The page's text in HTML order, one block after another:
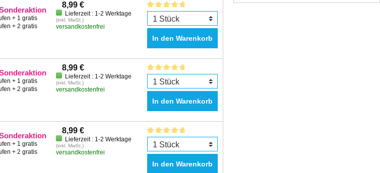
+ 1 gratis
+ 2 gratis
8,99 €
Lieferzeit : 1-2 Werktage
(inkl. MwSt.)
versandkostenfrei
In den Warenkorb
+ 1 gratis
+ 2 gratis
8,99 €
Lieferzeit : 1-2 Werktage
(inkl. MwSt.)
versandkostenfrei
In den Warenkorb
+ 1 gratis
+ 2 gratis
8,99 €
Lieferzeit : 1-2 Werktage
(inkl. MwSt.)
versandkostenfrei
In den Warenkorb